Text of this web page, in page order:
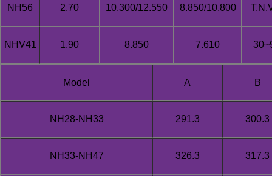
NH56 2.70 10.300/12.550 8.850/10.800
NHV41 1.90 8.850 7.610
Model A B
NH28-NH33 291.3 300.3
NH33-NH47 326.3 317.3